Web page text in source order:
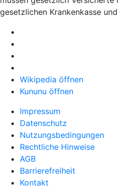
gesetzlichen Krankenkasse
Wikipedia öffnen
Kununu öffnen
Impressum
Datenschutz
Nutzungsbedingungen
Rechtliche Hinweise
AGB
Barrierefreiheit
Kontakt